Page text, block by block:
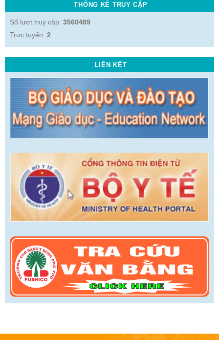
THỐNG KÊ TRUY CẬP
Số lượt truy cập: 3560489
Trực tuyến: 2
LIÊN KẾT